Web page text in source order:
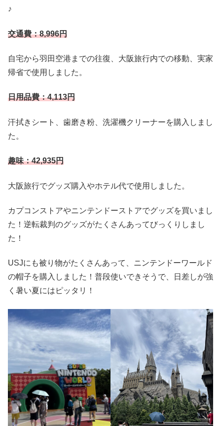
♪
交通費：8,996円
自宅から羽田空港までの往復、大阪旅行内での移動、実家
帰省で使用しました。
日用品費：4,113円
汗拭きシート、歯磨き粉、洗濯機クリーナーを購入しまし
た。
趣味：42,935円
大阪旅行でグッズ購入やホテル代で使用しました。
カプコンストアやニンテンドーストアでグッズを買いまし
た！逆転裁判のグッズがたくさんあってびっくりしまし
た！
USJにも被り物がたくさんあって、ニンテンドーワールド
の帽子を購入しました！普段使いできそうで、日差しが強
く暑い夏にはピッタリ！